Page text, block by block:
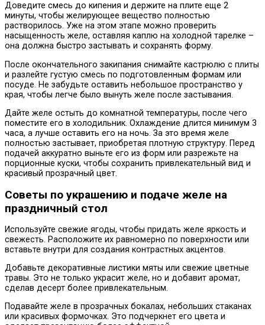
Доведите смесь до кипения и держите на плите еще 2
минуты, чтобы желирующее вещество полностью
растворилось. Уже на этом этапе можно проверить
насыщенность желе, оставляя каплю на холодной тарелке –
она должна быстро застывать и сохранять форму.
После окончательного закипания снимайте кастрюлю с плиты
и разлейте густую смесь по подготовленным формам или
посуде. Не забудьте оставить небольшое пространство у
края, чтобы легче было вынуть желе после застывания.
Дайте желе остыть до комнатной температуры, после чего
поместите его в холодильник. Охлаждение длится минимум 3
часа, а лучше оставить его на ночь. За это время желе
полностью застывает, приобретая плотную структуру. Перед
подачей аккуратно выньте его из форм или разрежьте на
порционные куски, чтобы сохранить привлекательный вид и
красивый прозрачный цвет.
Советы по украшению и подаче желе на
праздничный стол
Используйте свежие ягоды, чтобы придать желе яркость и
свежесть. Расположите их равномерно по поверхности или
вставьте внутри для создания контрастных акцентов.
Добавьте декоративные листики мяты или свежие цветные
травы. Это не только украсит желе, но и добавит аромат,
сделав десерт более привлекательным.
Подавайте желе в прозрачных бокалах, небольших стаканах
или красивых формочках. Это подчеркнет его цвета и